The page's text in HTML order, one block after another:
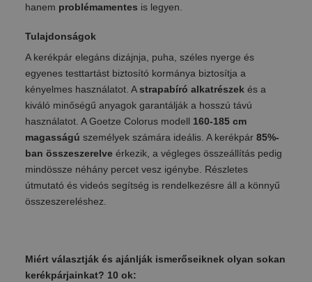
hanem problémamentes is legyen.
Tulajdonságok
A kerékpár elegáns dizájnja, puha, széles nyerge és
egyenes testtartást biztosító kormánya biztosítja a
kényelmes használatot. Astrapabíró alkatrészek és a
kiváló minőségű anyagok garantálják a hosszú távú
használatot. A Goetze Colorus modell 160-185 cm
magasságú személyek számára ideális. A kerékpár 85%-
ban összeszerelveérkezik, a végleges összeállítás pedig
mindössze néhány percet vesz igénybe. Részletes
útmutató és videós segítség is rendelkezésre áll a könnyű
összeszereléshez.
Miért választják és ajánlják ismerőseiknek olyan sokan
kerékpárjainkat? 10 ok: